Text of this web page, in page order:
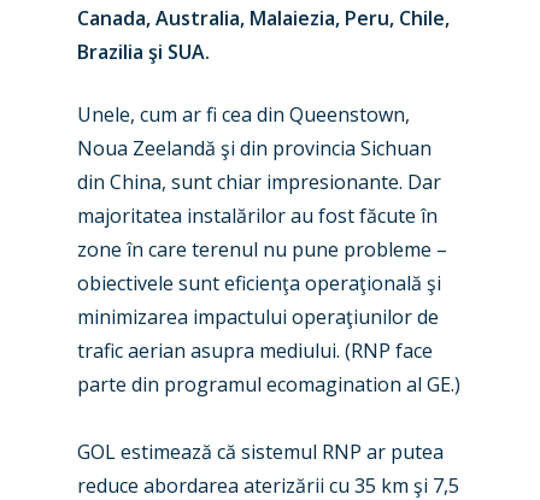
Canada, Australia, Malaiezia, Peru, Chile,
Brazilia şi SUA.
Unele, cum ar fi cea din Queenstown,
Noua Zeelandă şi din provincia Sichuan
din China, sunt chiar impresionante. Dar
majoritatea instalărilor au fost făcute în
zone în care terenul nu pune probleme –
obiectivele sunt eficienţa operaţională şi
minimizarea impactului operaţiunilor de
trafic aerian asupra mediului. (RNP face
parte din programul ecomagination al GE.)
GOL estimează că sistemul RNP ar putea
reduce abordarea aterizării cu 35 km şi 7,5